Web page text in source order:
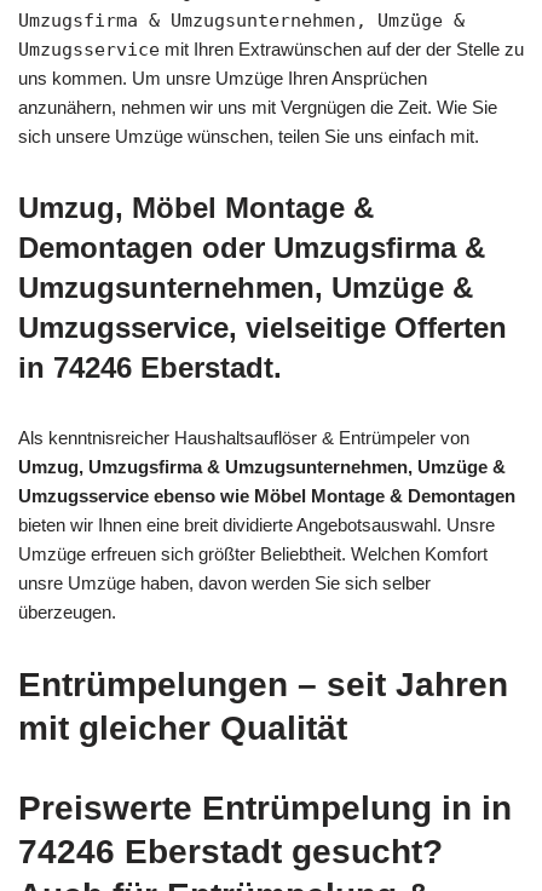
Umzugsfirma & Umzugsunternehmen, Umzüge &
Umzugsservice mit Ihren Extrawünschen auf der der Stelle zu
uns kommen. Um unsre Umzüge Ihren Ansprüchen
anzunähern, nehmen wir uns mit Vergnügen die Zeit. Wie Sie
sich unsere Umzüge wünschen, teilen Sie uns einfach mit.
Umzug, Möbel Montage &
Demontagen oder Umzugsfirma &
Umzugsunternehmen, Umzüge &
Umzugsservice, vielseitige Offerten
in 74246 Eberstadt.
Als kenntnisreicher Haushaltsauflöser & Entrümpeler von
Umzug, Umzugsfirma & Umzugsunternehmen, Umzüge &
Umzugsservice ebenso wie Möbel Montage & Demontagen
bieten wir Ihnen eine breit dividierte Angebotsauswahl. Unsre
Umzüge erfreuen sich größter Beliebtheit. Welchen Komfort
unsre Umzüge haben, davon werden Sie sich selber
überzeugen.
Entrümpelungen – seit Jahren
mit gleicher Qualität
Preiswerte Entrümpelung in in
74246 Eberstadt gesucht?